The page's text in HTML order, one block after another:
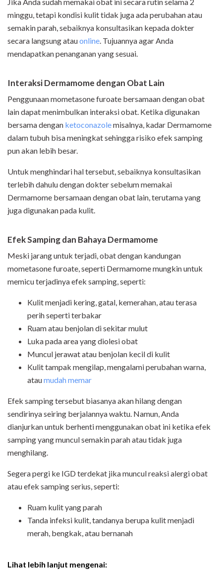
minggu, tetapi kondisi kulit tidak juga ada perubahan atau
semakin parah, sebaiknya konsultasikan kepada dokter
secara langsung atauonline. Tujuannya agar Anda
mendapatkan penanganan yang sesuai.
Interaksi Dermamome dengan Obat Lain
Penggunaan mometasone furoate bersamaan dengan obat
lain dapat menimbulkan interaksi obat. Ketika digunakan
bersama dengan ketoconazolemisalnya, kadar Dermamome
dalam tubuh bisa meningkat sehingga risiko efek samping
pun akan lebih besar.
Untuk menghindari hal tersebut, sebaiknya konsultasikan
terlebih dahulu dengan dokter sebelum memakai
Dermamome bersamaan dengan obat lain, terutama yang
juga digunakan pada kulit.
Efek Samping dan Bahaya Dermamome
Meski jarang untuk terjadi, obat dengan kandungan
mometasone furoate, seperti Dermamome mungkin untuk
memicu terjadinya efek samping, seperti:
Kulit menjadi kering, gatal, kemerahan, atau terasa
perih seperti terbakar
Ruam atau benjolan di sekitar mulut
Luka pada area yang diolesi obat
Muncul jerawat atau benjolan kecil di kulit
Kulit tampak mengilap, mengalami perubahan warna,
ataumudah memar
Efek samping tersebut biasanya akan hilang dengan
sendirinya seiring berjalannya waktu. Namun, Anda
dianjurkan untuk berhenti menggunakan obat ini ketika efek
samping yang muncul semakin parah atau tidak juga
menghilang.
Segera pergi ke IGD terdekat jika muncul reaksi alergi obat
atau efek samping serius, seperti:
Ruam kulit yang parah
Tanda infeksi kulit, tandanya berupa kulit menjadi
merah, bengkak, atau bernanah
Lihat lebih lanjut mengenai: